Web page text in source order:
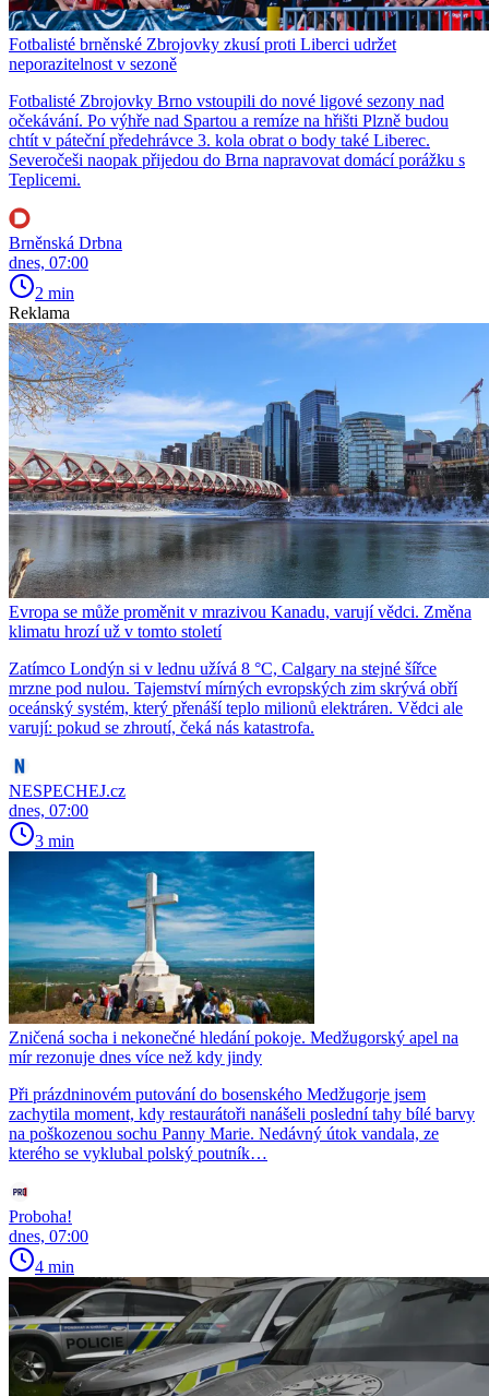
Fotbalisté brněnské Zbrojovky zkusí proti Liberci udržet
neporazitelnost v sezoně
Fotbalisté Zbrojovky Brno vstoupili do nové ligové sezony nad
očekávání. Po výhře nad Spartou a remíze na hřišti Plzně budou
chtít v páteční předehrávce 3. kola obrat o body také Liberec.
Severočeši naopak přijedou do Brna napravovat domácí porážku s
Teplicemi.
Brněnská Drbna
dnes, 07:00
2 min
Reklama
Evropa se může proměnit v mrazivou Kanadu, varují vědci. Změna
klimatu hrozí už v tomto století
Zatímco Londýn si v lednu užívá 8 °C, Calgary na stejné šířce
mrzne pod nulou. Tajemství mírných evropských zim skrývá obří
oceánský systém, který přenáší teplo milionů elektráren. Vědci ale
varují: pokud se zhroutí, čeká nás katastrofa.
NESPECHEJ.cz
dnes, 07:00
3 min
Zničená socha i nekonečné hledání pokoje. Medžugorský apel na
mír rezonuje dnes více než kdy jindy
Při prázdninovém putování do bosenského Medžugorje jsem
zachytila moment, kdy restaurátoři nanášeli poslední tahy bílé barvy
na poškozenou sochu Panny Marie. Nedávný útok vandala, ze
kterého se vyklubal polský poutník…
Proboha!
dnes, 07:00
4 min